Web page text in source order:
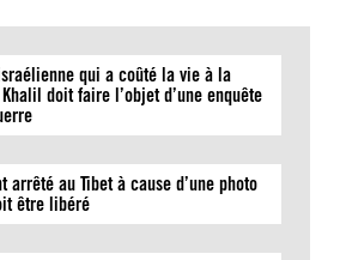
qui a coûté la vie à la
doit faire l’objet d’une enquête
arrêté au Tibet à cause d’une photo
être libéré